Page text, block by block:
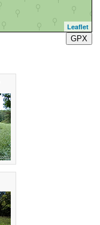
Leaflet
GPX